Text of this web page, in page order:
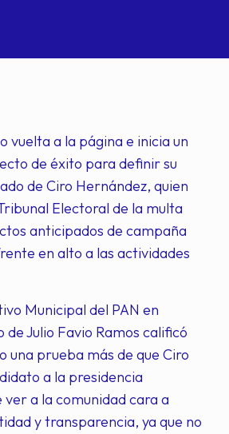
vuelta a la página e inicia un
de éxito para definir su
de Ciro Hernández, quien
Electoral de la multa
anticipados de campaña
en alto a las actividades
Municipal del PAN en
Julio Favio Ramos calificó
una prueba más de que Ciro
a la presidencia
ver a la comunidad cara a
y transparencia, ya que no